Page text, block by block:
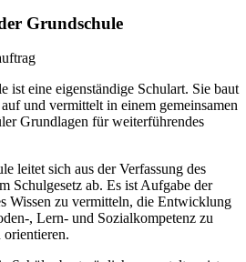
Grundschule
ist eine eigenständige Schulart. Sie baut
und vermittelt in einem gemeinsamen
Grundlagen für weiterführendes
leitet sich aus der Verfassung des
Schulgesetz ab. Es ist Aufgabe der
Wissen zu vermitteln, die Entwicklung
, Lern- und Sozialkompetenz zu